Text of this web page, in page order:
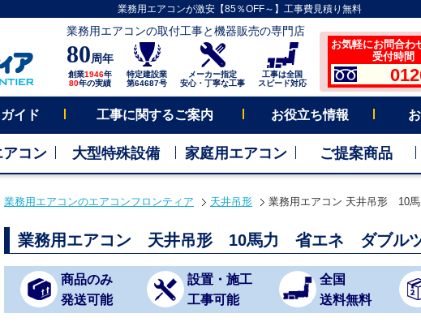
業務用エアコンが激安【85％OFF～】工事費見積り無料
業務用エアコンの取付工事と機器販売の専門店
80周年
創業1946年
80年の実績
特定建設業
第64687号
メーカー指定
安心・丁寧な工事
工事は全国
スピード対応
お気軽にお問合わ
受付時間
イド 工事に関するご案内 お役立ち情報
コン 大型特殊設備 家庭用エアコン ご提案商品
業務用エアコンのエアコンフロンティア 天井吊形 業務用エアコン 天井吊形 10
業務用エアコン 天井吊形 10馬力 省エネ ダブル
商品のみ
発送可能
設置・施工
工事可能
全国
送料無料